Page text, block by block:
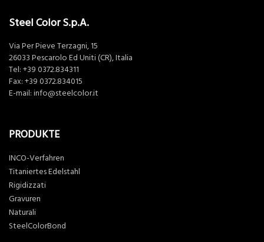
Steel Color S.p.A.
Via Per Pieve Terzagni, 15
26033 Pescarolo Ed Uniti (CR), Italia
Tel: +39 0372.834311
Fax: +39 0372.834015
E-mail: info@steelcolor.it
PRODUKTE
INCO-Verfahren
Titaniertes Edelstahl
Rigidizzati
Gravuren
Naturali
SteelColorBond